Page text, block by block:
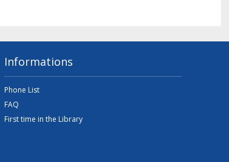
Informations
Phone List
FAQ
First time in the Library